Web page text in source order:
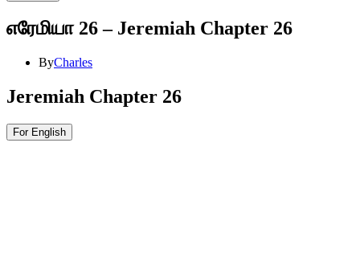
எரேமியா 26 – Jeremiah Chapter 26
ByCharles
Jeremiah Chapter 26
For English